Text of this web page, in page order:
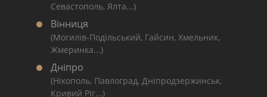
Севастополь, Ялта...)
Вінниця
(Могилів-Подільський, Гайсин, Хмельник,
Жмеринка...)
Дніпро
(Нікополь, Павлоград, Дніпродзержинськ,
Кривий Ріг...)